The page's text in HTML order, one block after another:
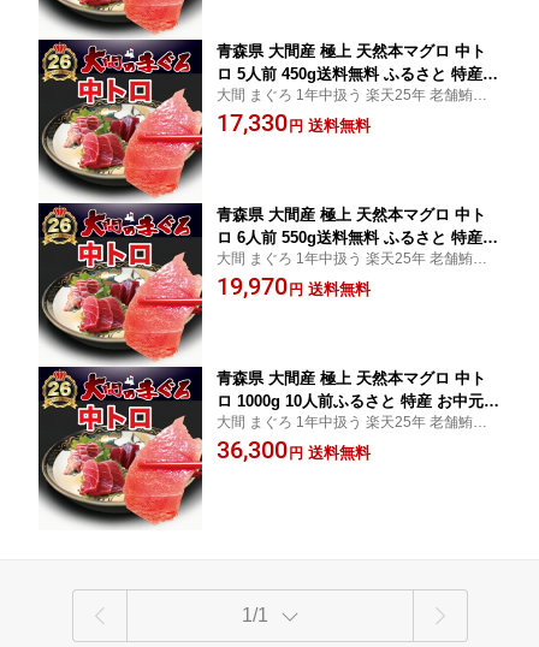
青森県 大間産 極上 天然本マグロ 中ト
ロ 5人前 450g送料無料 ふるさと 特産
お中元 ギフトまぐろ お刺身 御祝 内祝
お返し 誕生日 贈り物 即日発送 お取り
大間 まぐろ 1年中扱う 楽天25年 老舗鮪専
門店 中トロ 赤身 大トロ 解体師 手切り 濃厚
な旨み ギフト 冷蔵指定 すぐ食べられます
17,330 円 送料無料
青森県 大間産 極上 天然本マグロ 中ト
ロ 6人前 550g送料無料 ふるさと 特産
お中元 ギフトまぐろ お刺身 御祝 内祝
お返し 誕生日 贈り物 即日発送 お取り
大間 まぐろ 1年中扱う 楽天25年 老舗鮪専
門店 中トロ 赤身 大トロ 解体師 手切り 濃厚
な旨み ギフト 冷蔵指定 すぐ食べられます
19,970 円 送料無料
青森県 大間産 極上 天然本マグロ 中ト
ロ 1000g 10人前ふるさと 特産 お中元
ギフトまぐろ お刺身 御祝 内祝 お返し
誕生日 贈り物 即日発送 お取り寄せグル
大間 まぐろ 1年中扱う 楽天25年 老舗鮪専
門店 中トロ 赤身 大トロ 解体師 手切り 濃厚
な旨み ギフト 冷蔵指定 すぐ食べられます
36,300 円 送料無料
1/1